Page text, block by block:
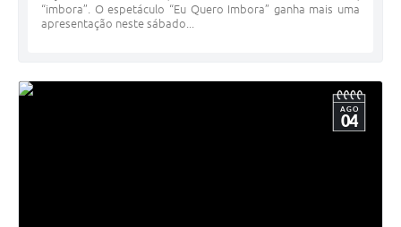
“imbora”. O espetáculo “Eu Quero Imbora” ganha mais uma
apresentação neste sábado...
AGO
04